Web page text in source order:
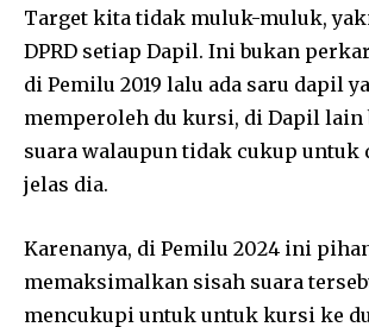
Target kita tidak muluk-muluk,
DPRD setiap Dapil. Ini bukan
di Pemilu 2019 lalu ada saru dapil
memperoleh du kursi, di Dapil lain
suara walaupun tidak cukup untuk
jelas dia.
Karenanya, di Pemilu 2024 ini
memaksimalkan sisah suara
mencukupi untuk untuk kursi ke